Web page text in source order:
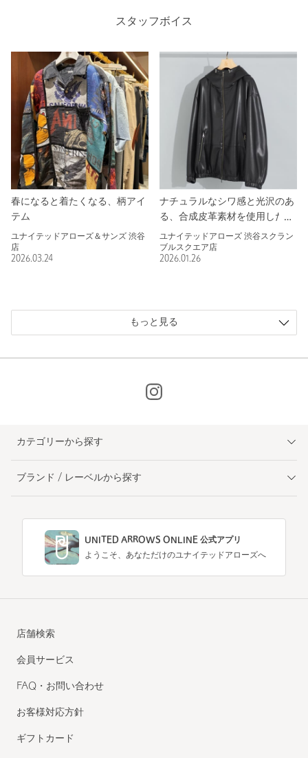
スタッフボイス
春になると着たくなる、柄アイ
テム
ユナイテッドアローズ＆サンズ 渋谷
店
2026.03.24
ナチュラルなシワ感と光沢のあ
る、合成皮革素材を使用したジ
ャケット
ユナイテッドアローズ 渋谷スクラン
ブルスクエア店
2026.01.26
もっと見る
カテゴリーから探す
ブランド / レーベルから探す
UNITED ARROWS ONLINE 公式アプリ
ようこそ、あなただけのユナイテッドアローズへ
店舗検索
会員サービス
FAQ・お問い合わせ
お客様対応方針
ギフトカード